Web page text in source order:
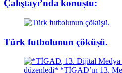
Çalıştayı’nda konuştu:
Türk futbolunun çöküşü.